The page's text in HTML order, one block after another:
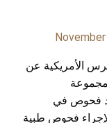
الأمريكية عن
فحوص في
فحوص طبية